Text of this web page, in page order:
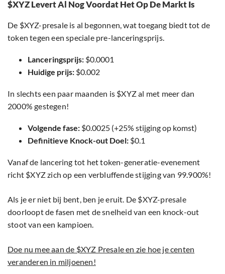
$XYZ Levert Al Nog Voordat Het Op De Markt Is
De $XYZ-presale is al begonnen, wat toegang biedt tot de
token tegen een speciale pre-lanceringsprijs.
Lanceringsprijs: $0.0001
Huidige prijs: $0.002
In slechts een paar maanden is $XYZ al met meer dan
2000% gestegen!
Volgende fase: $0.0025 (+25% stijging op komst)
Definitieve Knock-out Doel: $0.1
Vanaf de lancering tot het token-generatie-evenement
richt $XYZ zich op een verbluffende stijging van 99.900%!
Als je er niet bij bent, ben je eruit. De $XYZ-presale
doorloopt de fasen met de snelheid van een knock-out
stoot van een kampioen.
Doe nu mee aan de $XYZ Presale en zie hoe je centen
veranderen in miljoenen!